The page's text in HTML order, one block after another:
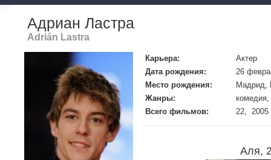
Адриан Ластра
Adrián Lastra
Карьера:
Актер
Дата рождения:
26
Место рождения:
Мадрид,
Жанры:
Всего фильмов:
22, 2005
Аля,